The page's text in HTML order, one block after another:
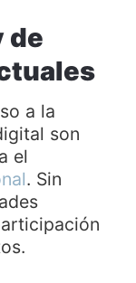
de
a la
son
el
. Sin